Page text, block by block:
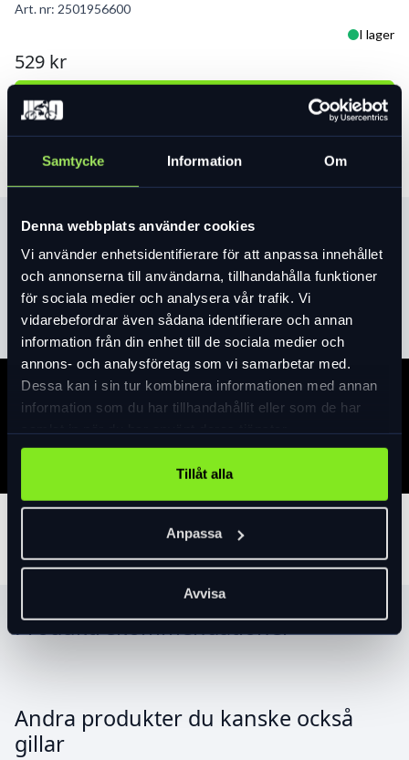
Samtycke Information Om
Denna webbplats använder cookies
Vi använder enhetsidentifierare för att anpassa innehållet
och annonserna till användarna, tillhandahålla funktioner
för sociala medier och analysera vår trafik. Vi
vidarebefordrar även sådana identifierare och annan
information från din enhet till de sociala medier och
annons- och analysföretag som vi samarbetar med.
Dessa kan i sin tur kombinera informationen med annan
information som du har tillhandahållit eller som de har
Tillåt alla
Anpassa
Avvisa
Art. nr: 2501956600
I lager
529 kr
Produktinformation
Läs merexpand_more
Specifikation
Produktrekommendationer
Andra produkter du kanske också
gillar